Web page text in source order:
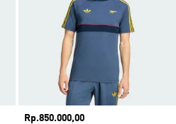
Harga
Rp.850.000,00